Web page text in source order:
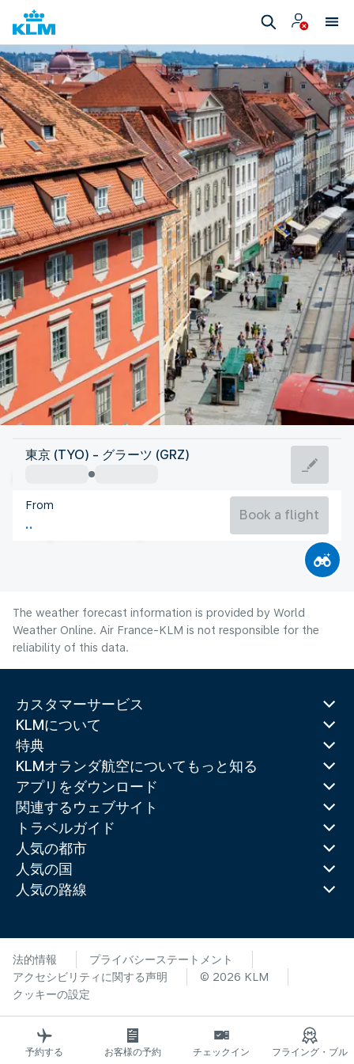
Austria
Austria
Flight time
東京 (TYO) - グラーツ (GRZ)
From
Book a flight
The weather forecast information is provided by World
Weather Online. Air France-KLM is not responsible for the
reliability of this data.
カスタマーサービス
KLMについて
特典
KLMオランダ航空についてもっと知る
アプリをダウンロード
関連するウェブサイト
トラベルガイド
人気の都市
人気の国
人気の路線
法的情報
プライバシーステートメント
アクセシビリティに関する声明
© 2026 KLM
クッキーの設定
予約する お客様の予約 チェックイン
フライング・ブル